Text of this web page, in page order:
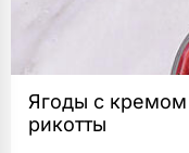
Ягоды с кремом
рикотты